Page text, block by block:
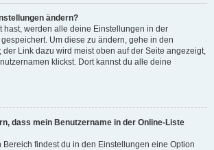
ändern?
hast, werden alle deine Einstellungen in der
Um diese zu ändern, gehe in den
der Link dazu wird meist oben auf der Seite angezeigt,
klickst. Dort kannst du alle deine
dass mein Benutzername in der Online-Liste
Bereich findest du in den Einstellungen eine Option